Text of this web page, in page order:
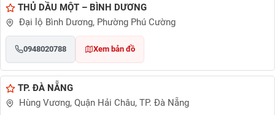
THỦ DẦU MỘT – BÌNH DƯƠNG
Đại lộ Bình Dương, Phường Phú Cường
0948020788 Xem bản đồ
TP. ĐÀ NẴNG
Hùng Vương, Quận Hải Châu, TP. Đà Nẵng